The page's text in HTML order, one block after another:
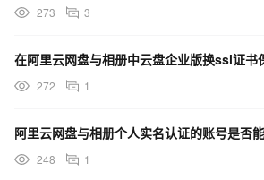
273 3
272 1
248 1